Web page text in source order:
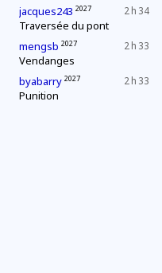
2 h 34
jacques243 2027
Traversée du pont
2 h 33
mengsb 2027
Vendanges
2 h 33
byabarry 2027
Punition